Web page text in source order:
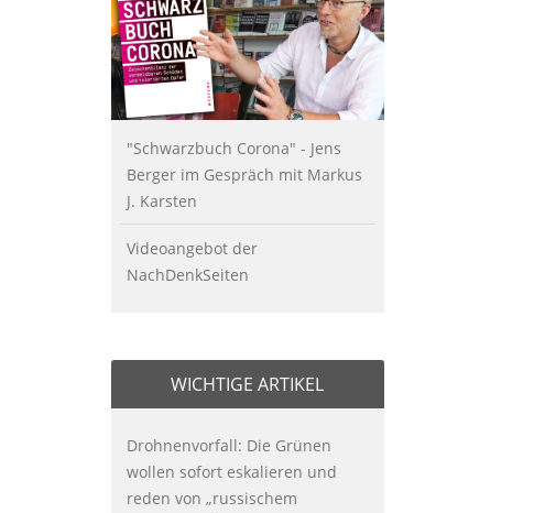
"Schwarzbuch Corona" - Jens
Berger im Gespräch mit Markus
J. Karsten
Videoangebot der
NachDenkSeiten
WICHTIGE ARTIKEL
Drohnenvorfall: Die Grünen
wollen sofort eskalieren und
reden von „russischem